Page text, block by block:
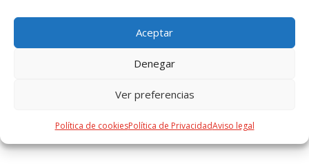
Aceptar
Denegar
Ver preferencias
Política de cookiesPolítica de PrivacidadAviso legal